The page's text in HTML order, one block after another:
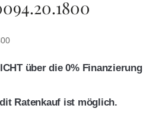
über die 0% Finanzierung
Ratenkauf ist möglich.